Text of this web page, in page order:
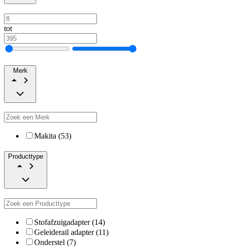
tot
Merk
Makita (53)
Producttype
Stofafzuigadapter (14)
Geleiderail adapter (11)
Onderstel (7)